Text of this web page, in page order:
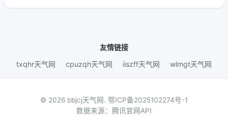
友情链接
txqhr天气网
cpuzqh天气网 iiszff天气网 wlmgt天气网
© 2026 bbjcj天气网. 鄂ICP备2025102274号-1
数据来源：腾讯官网API